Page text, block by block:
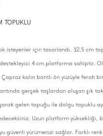
TOPUKLU
isteyenler için tasarlandı. 12.5 cm
4 cm platforma sahiptir.
kalın bantlı ön yüzüyle ferah
gerçek taşlardan oluşan şık
gelen topuğu ile dolgu topuklu
Uzun platform yüksekliği,
güvenli yürümenizi sağlar. Farklı